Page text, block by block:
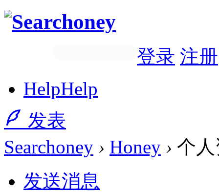
登录 注册
HelpHelp
发表
Searchoney › Honey › 个
发送消息